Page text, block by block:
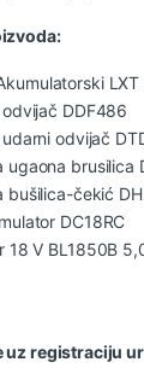
DDF486
odvijač
ugaona brusilica
bušilica-čekić
DC18RC
18 V BL1850B
uz registraciju